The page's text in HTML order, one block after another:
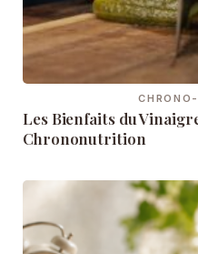
Les Bienfaits du
Chrononutrition